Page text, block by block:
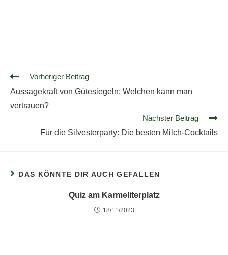
Vorheriger Beitrag
Aussagekraft von Gütesiegeln: Welchen kann man
vertrauen?
Nächster Beitrag
Für die Silvesterparty: Die besten Milch-Cocktails
DAS KÖNNTE DIR AUCH GEFALLEN
Quiz am Karmeliterplatz
18/11/2023